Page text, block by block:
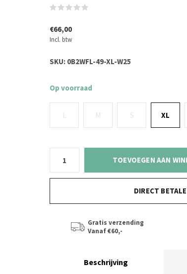
€66,00
Incl. btw
SKU: 0B2WFL-49-XL-W25
Op voorraad
L M S XL
TOEVOEGEN AAN
DIRECT
Gratis verzending
Vanaf €60,-
Beschrijving